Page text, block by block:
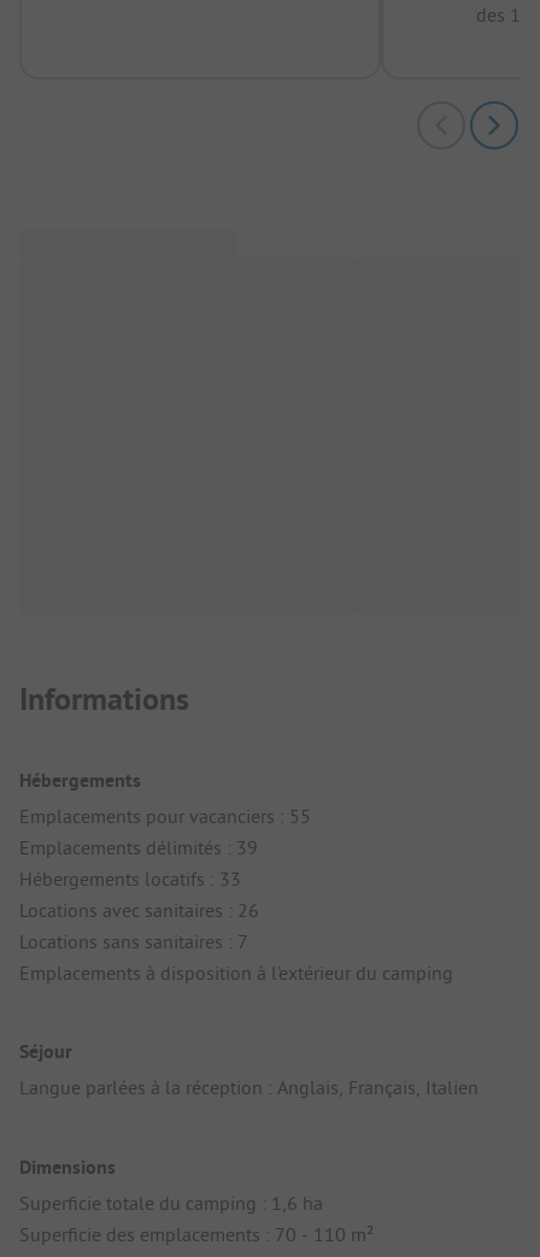
des 12
Informations
Hébergements
Emplacements pour vacanciers : 55
Emplacements délimités : 39
Hébergements locatifs : 33
Locations avec sanitaires : 26
Locations sans sanitaires : 7
Emplacements à disposition à l'extérieur du camping
Séjour
Langue parlées à la réception : Anglais, Français, Italien
Dimensions
Superficie totale du camping : 1,6 ha
Superficie des emplacements : 70 - 110 m²